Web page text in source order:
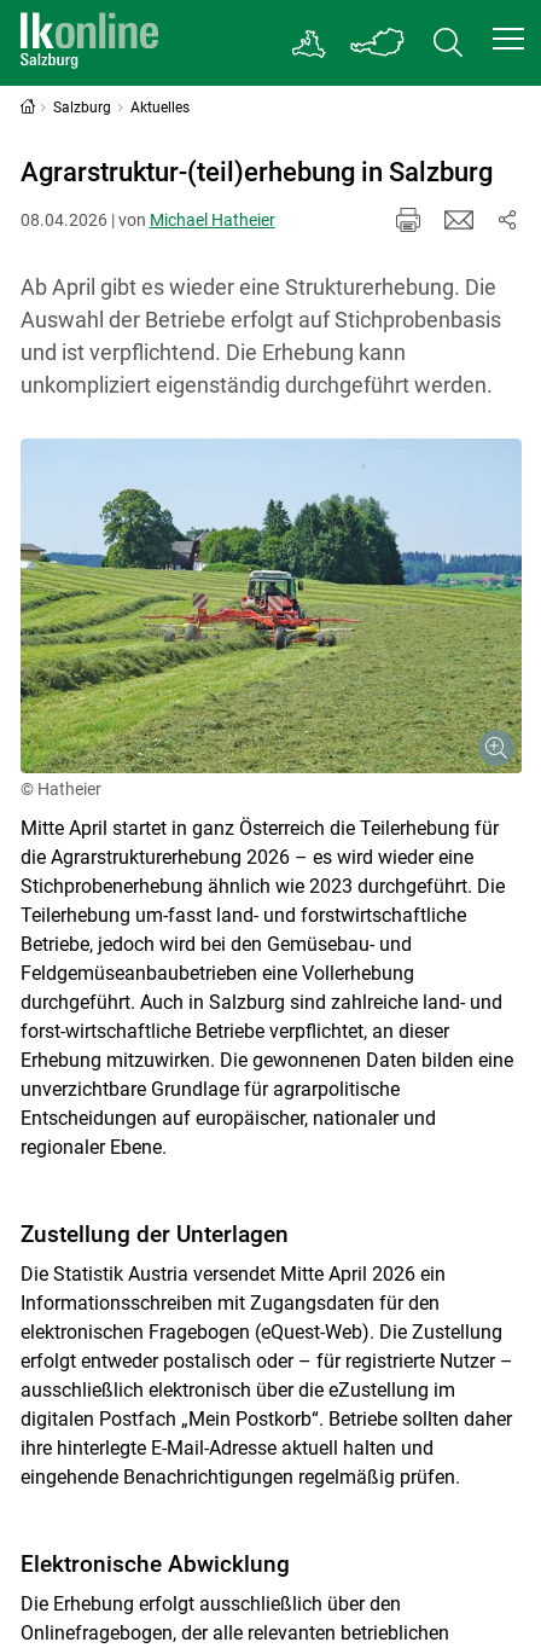
Skip to main content
Salzburg Aktuelles
Agrarstruktur-(teil)erhebung in Salzburg
08.04.2026 | von Michael Hatheier
Ab April gibt es wieder eine Strukturerhebung. Die
Auswahl der Betriebe erfolgt auf Stichprobenbasis
und ist verpflichtend. Die Erhebung kann
unkompliziert eigenständig durchgeführt werden.
© Hatheier
Mitte April startet in ganz Österreich die Teilerhebung für
die Agrarstrukturerhebung 2026 – es wird wieder eine
Stichprobenerhebung ähnlich wie 2023 durchgeführt. Die
Teilerhebung um-fasst land- und forstwirtschaftliche
Betriebe, jedoch wird bei den Gemüsebau- und
Feldgemüseanbaubetrieben eine Vollerhebung
durchgeführt. Auch in Salzburg sind zahlreiche land- und
forst-wirtschaftliche Betriebe verpflichtet, an dieser
Erhebung mitzuwirken. Die gewonnenen Daten bilden eine
unverzichtbare Grundlage für agrarpolitische
Entscheidungen auf europäischer, nationaler und
regionaler Ebene.
Zustellung der Unterlagen
Die Statistik Austria versendet Mitte April 2026 ein
Informationsschreiben mit Zugangsdaten für den
elektronischen Fragebogen (eQuest-Web). Die Zustellung
erfolgt entweder postalisch oder – für registrierte Nutzer –
ausschließlich elektronisch über die eZustellung im
digitalen Postfach „Mein Postkorb“. Betriebe sollten daher
ihre hinterlegte E-Mail-Adresse aktuell halten und
eingehende Benachrichtigungen regelmäßig prüfen.
Elektronische Abwicklung
Die Erhebung erfolgt ausschließlich über den
Onlinefragebogen, der alle relevanten betrieblichen